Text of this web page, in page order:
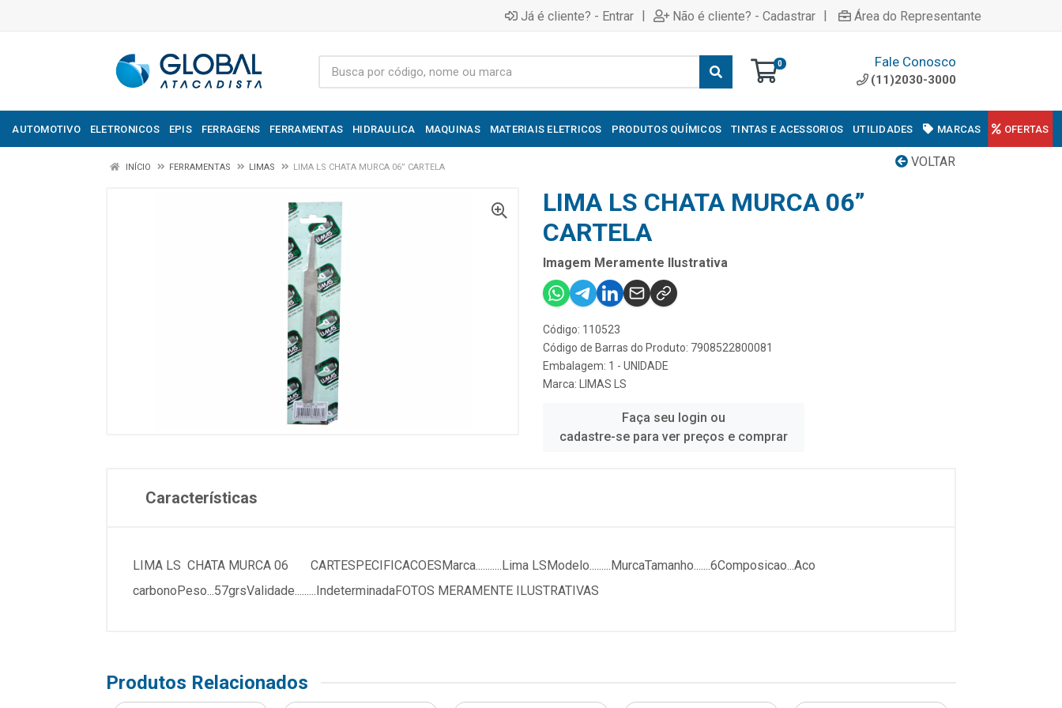
Já é cliente? - Entrar | Não é cliente? - Cadastrar | Área do Representante
0 Fale Conosco
(11)2030-3000
AUTOMOTIVO ELETRONICOS EPIS FERRAGENS FERRAMENTAS HIDRAULICA MAQUINAS MATERIAIS ELETRICOS PRODUTOS QUÍMICOS TINTAS E ACESSORIOS UTILIDADES MARCAS OFERTAS
VOLTAR
INÍCIO FERRAMENTAS LIMAS LIMA LS CHATA MURCA 06” CARTELA
LIMA LS CHATA MURCA 06”
CARTELA
Imagem Meramente Ilustrativa
Código: 110523
Código de Barras do Produto: 7908522800081
Embalagem: 1 - UNIDADE
Marca:
LIMAS LS
Faça seu login ou
cadastre-se para ver preços e comprar
Características
LIMA LS CHATA MURCA 06 CARTESPECIFICACOESMarca...........Lima LSModelo.........MurcaTamanho.......6Composicao...Aco
carbonoPeso...57grsValidade.........IndeterminadaFOTOS MERAMENTE ILUSTRATIVAS
Produtos Relacionados